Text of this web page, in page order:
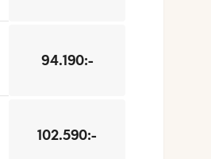
94.190:-
102.590:-